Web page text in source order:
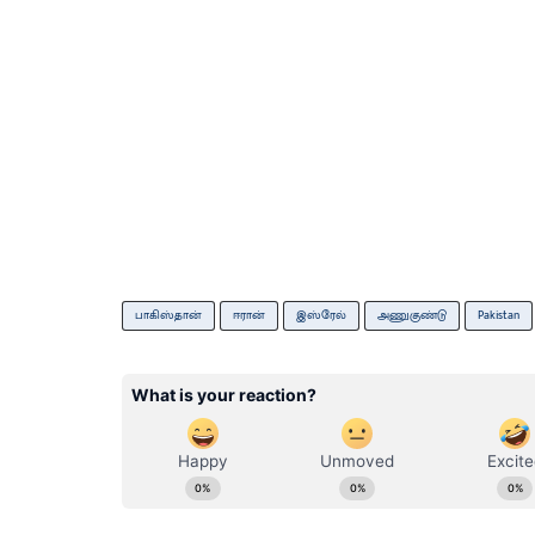
பாகிஸ்தான் ஈரான் இஸ்ரேல் அணுகுண்டு Pakistan